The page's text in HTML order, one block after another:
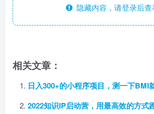
隐藏内容，请登录后查
相关文章：
日入300+的小程序项目，测一下BMI
2022知识IP启动营，用最高效的方式